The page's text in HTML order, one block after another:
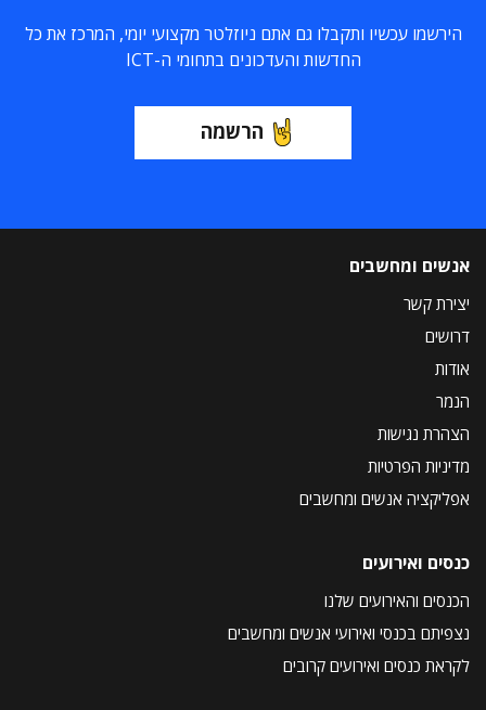
הירשמו עכשיו ותקבלו גם אתם ניוזלטר מקצועי יומי, המרכז את כל
החדשות והעדכונים בתחומי ה-ICT
הרשמה
אנשים ומחשבים
יצירת קשר
דרושים
אודות
הנמר
הצהרת נגישות
מדיניות הפרטיות
אפליקציה אנשים ומחשבים
כנסים ואירועים
הכנסים והאירועים שלנו
נצפיתם בכנסי ואירועי אנשים ומחשבים
לקראת כנסים ואירועים קרובים